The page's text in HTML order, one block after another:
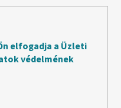
elfogadja a Üzleti
védelmének